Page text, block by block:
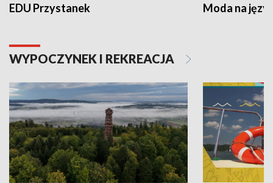
EDU Przystanek Moda na
WYPOCZYNEK I REKREACJA